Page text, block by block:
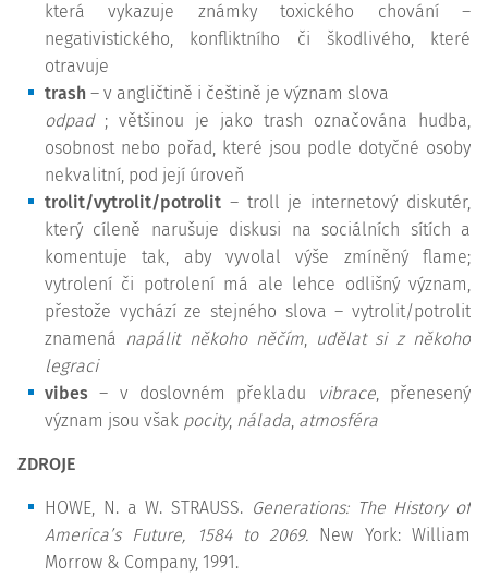
která vykazuje známky toxického chování –
negativistického, konfliktního či škodlivého, které
otravuje
trash – v angličtině i češtině je význam slova
odpad; většinou je jako trash označována hudba,
osobnost nebo pořad, které jsou podle dotyčné osoby
nekvalitní, pod její úroveň
trolit/vytrolit/potrolit – troll je internetový diskutér,
který cíleně narušuje diskusi na sociálních sítích a
komentuje tak, aby vyvolal výše zmíněný flame;
vytrolení či potrolení má ale lehce odlišný význam,
přestože vychází ze stejného slova – vytrolit/potrolit
znamená napálit někoho něčím, udělat si z někoho
legraci
vibes– v doslovném překladu vibrace, přenesený
význam jsou však pocity, nálada, atmosféra
ZDROJE
HOWE, N. a W. STRAUSS. Generations: The History of
America’s Future, 1584 to 2069. New York: William
Morrow & Company, 1991.